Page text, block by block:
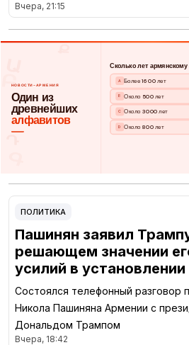
Вчера, 21:15
ПОЛИТИКА
Пашинян заявил
решающем значении
усилий в
Состоялся телефонный разговор
Никола Пашиняна Армении с
Дональдом Трампом
Вчера, 18:42